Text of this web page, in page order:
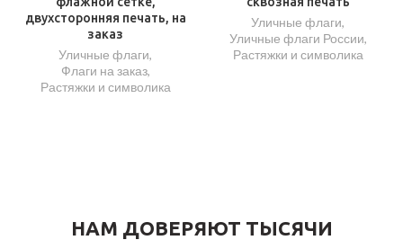
двухсторонняя печать, на
заказ
Уличные флаги,
Флаги на заказ,
Растяжки и символика
Уличные флаги,
Уличные флаги России,
Растяжки и символика
НАМ ДОВЕРЯЮТ ТЫСЯЧИ